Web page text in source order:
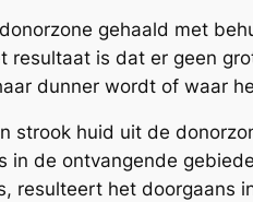
gehaald met
is dat er geen
dunner wordt of waar
strook huid uit de
de ontvangende
resulteert het doorgaans